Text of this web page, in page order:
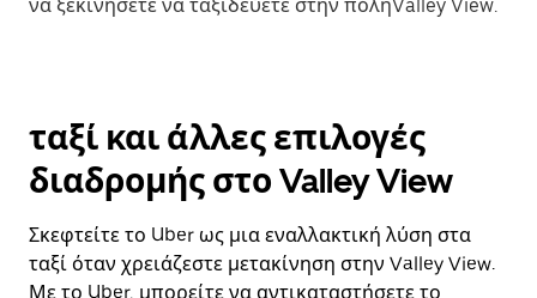
να ξεκινήσετε να ταξιδεύετε στην πόληValley View.
ταξί και άλλες επιλογές
διαδρομής στο Valley View
Σκεφτείτε το Uber ως μια εναλλακτική λύση στα
ταξί όταν χρειάζεστε μετακίνηση στην Valley View.
Με το Uber, μπορείτε να αντικαταστήσετε το